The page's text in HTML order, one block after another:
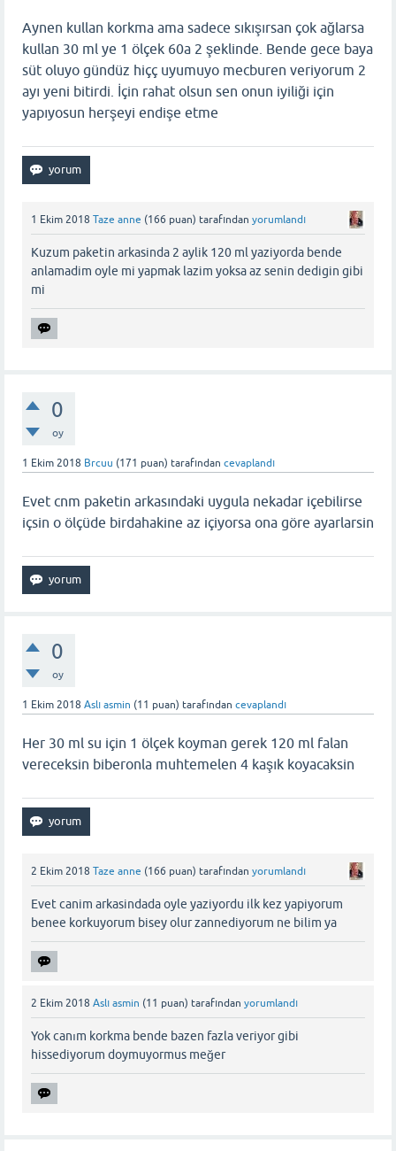
Aynen kullan korkma ama sadece sıkışırsan çok ağlarsa
kullan 30 ml ye 1 ölçek 60a 2 şeklinde. Bende gece baya
süt oluyo gündüz hiçç uyumuyo mecburen veriyorum 2
ayı yeni bitirdi. İçin rahat olsun sen onun iyiliği için
yapıyosun herşeyi endişe etme
1 Ekim 2018 Taze anne (166 puan) tarafından yorumlandı
Kuzum paketin arkasinda 2 aylik 120 ml yaziyorda bende
anlamadim oyle mi yapmak lazim yoksa az senin dedigin gibi
mi
0
oy
1 Ekim 2018 Brcuu (171 puan) tarafından cevaplandı
Evet cnm paketin arkasındaki uygula nekadar içebilirse
içsin o ölçüde birdahakine az içiyorsa ona göre ayarlarsin
0
oy
1 Ekim 2018 Aslı asmin (11 puan) tarafından cevaplandı
Her 30 ml su için 1 ölçek koyman gerek 120 ml falan
vereceksin biberonla muhtemelen 4 kaşık koyacaksin
2 Ekim 2018 Taze anne (166 puan) tarafından yorumlandı
Evet canim arkasindada oyle yaziyordu ilk kez yapiyorum
benee korkuyorum bisey olur zannediyorum ne bilim ya
2 Ekim 2018 Aslı asmin (11 puan) tarafından yorumlandı
Yok canım korkma bende bazen fazla veriyor gibi
hissediyorum doymuyormus meğer